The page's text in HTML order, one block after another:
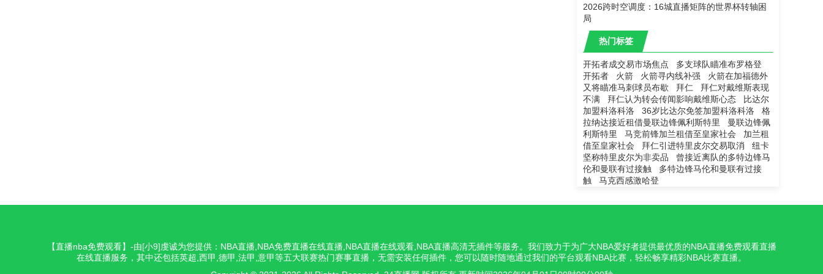
2026跨时空调度：16城直播矩阵的世界杯转轴困
局
热门标签
开拓者成交易市场焦点
多支球队瞄准布罗格登
开拓者
火箭 火箭寻内线补强
火箭在加福德外
又将瞄准马刺球员布歇
拜仁
拜仁对戴维斯表现
不满
拜仁认为转会传闻影响戴维斯心态
比达尔
加盟科洛科洛
36岁比达尔免签加盟科洛科洛
格
拉纳达接近租借曼联边锋佩利斯特里
曼联边锋佩
利斯特里
马竞前锋加兰租借至皇家社会
加兰租
借至皇家社会
拜仁引进特里皮尔交易取消
纽卡
坚称特里皮尔为非卖品
曾接近离队的多特边锋马
伦和曼联有过接触
多特边锋马伦和曼联有过接
触
马克西感激哈登
【直播nba免费观看】-由[小9]虔诚为您提供：NBA直播,NBA免费直播在线直播,NBA直播在线观看,NBA直播高清无插件等服务。我们致力于为广大NBA爱好者提供最优质的NBA直播免费观看直播
在线直播服务，其中还包括英超,西甲,德甲,法甲,意甲等五大联赛热门赛事直播，无需安装任何插件，您可以随时随地通过我们的平台观看NBA比赛，轻松畅享精彩NBA比赛直播。